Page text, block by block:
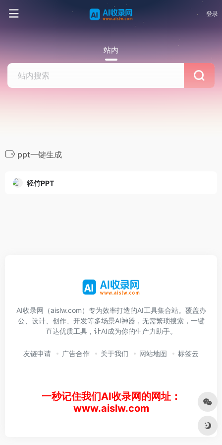
登录
站内
ppt一键生成
轻竹PPT
AI收录网（aislw.com）专为效率打造的AI工具集合站。覆盖办
公、设计、创作、开发等多场景AI神器，无需繁琐搜索，一键
直达优质工具，让AI成为你的生产力助手。
友链申请 广告合作 关于我们 网站地图 标签云
一秒记住我们AI收录网的网址：
www.aislw.com